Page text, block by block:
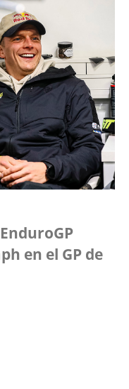
en el GP de